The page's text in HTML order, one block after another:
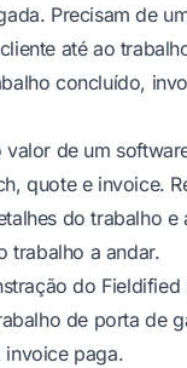
Precisam de
até ao
concluído,
valor de um
quote e invoice.
do trabalho e
trabalho a andar.
do Fieldified
de porta de
invoice paga.